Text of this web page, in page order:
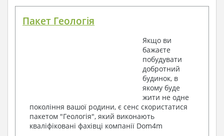
Пакет Геологія
Якщо ви
бажаєте
побудувати
добротний
будинок, в
якому буде
жити не одне
покоління вашої родини, є сенс скористатися
пакетом "Геологія", який виконають
кваліфіковані фахівці компанії Dom4m